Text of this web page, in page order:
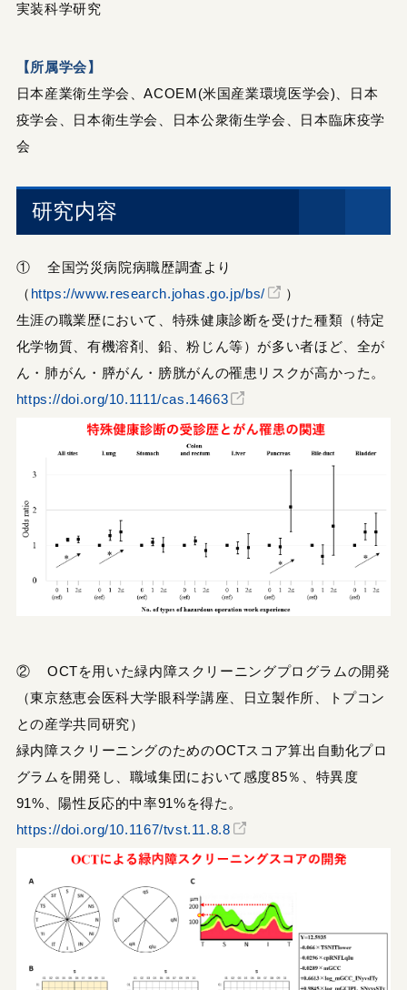
実装科学研究
【所属学会】
日本産業衛生学会、ACOEM(米国産業環境医学会)、日本
疫学会、日本衛生学会、日本公衆衛生学会、日本臨床疫学
会
研究内容
① 全国労災病院病職歴調査より
（ https://www.research.johas.go.jp/bs/
）
生涯の職業歴において、特殊健康診断を受けた種類（特定
化学物質、有機溶剤、鉛、粉じん等）が多い者ほど、全が
ん・肺がん・膵がん・膀胱がんの罹患リスクが高かった。
https://doi.org/10.1111/cas.14663
② OCTを用いた緑内障スクリーニングプログラムの開発
（東京慈恵会医科大学眼科学講座、日立製作所、トプコン
との産学共同研究）
緑内障スクリーニングのためのOCTスコア算出自動化プロ
グラムを開発し、職域集団において感度85％、特異度
91%、陽性反応的中率91%を得た。
https://doi.org/10.1167/tvst.11.8.8